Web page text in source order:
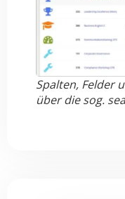
Spalten, Felder
über die sog.